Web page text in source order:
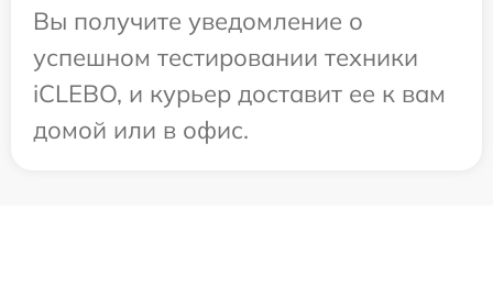
Вы получите уведомление о
успешном тестировании техники
iCLEBO, и курьер доставит ее к вам
домой или в офис.